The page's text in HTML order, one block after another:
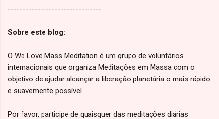
--------------------------------
Sobre este blog:
O We Love Mass Meditation é um grupo de voluntários
internacionais que organiza Meditações em Massa com o
objetivo de ajudar alcançar a liberação planetária o mais rápido
e suavemente possível.
Por favor, participe de quaisquer das meditações diárias